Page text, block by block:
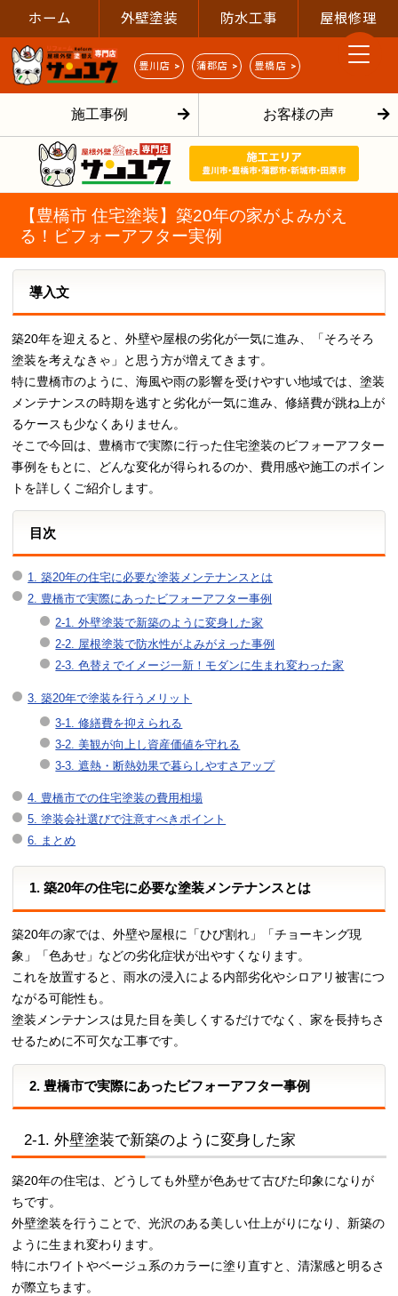
ホーム 外壁塗装 防水工事 屋根修理
豊川店 > 蒲郡店 > 豊橋店 >
施工事例 お客様の声
【豊橋市 住宅塗装】築20年の家がよみがえ
る！ビフォーアフター実例
導入文
築20年を迎えると、外壁や屋根の劣化が一気に進み、「そろそろ
塗装を考えなきゃ」と思う方が増えてきます。
特に豊橋市のように、海風や雨の影響を受けやすい地域では、塗装
メンテナンスの時期を逃すと劣化が一気に進み、修繕費が跳ね上が
るケースも少なくありません。
そこで今回は、豊橋市で実際に行った住宅塗装のビフォーアフター
事例をもとに、どんな変化が得られるのか、費用感や施工のポイン
トを詳しくご紹介します。
目次
1. 築20年の住宅に必要な塗装メンテナンスとは
2. 豊橋市で実際にあったビフォーアフター事例
2-1. 外壁塗装で新築のように変身した家
2-2. 屋根塗装で防水性がよみがえった事例
2-3. 色替えでイメージ一新！モダンに生まれ変わった家
3. 築20年で塗装を行うメリット
3-1. 修繕費を抑えられる
3-2. 美観が向上し資産価値を守れる
3-3. 遮熱・断熱効果で暮らしやすさアップ
4. 豊橋市での住宅塗装の費用相場
5. 塗装会社選びで注意すべきポイント
6. まとめ
1. 築20年の住宅に必要な塗装メンテナンスとは
築20年の家では、外壁や屋根に「ひび割れ」「チョーキング現
象」「色あせ」などの劣化症状が出やすくなります。
これを放置すると、雨水の浸入による内部劣化やシロアリ被害につ
ながる可能性も。
塗装メンテナンスは見た目を美しくするだけでなく、家を長持ちさ
せるために不可欠な工事です。
2. 豊橋市で実際にあったビフォーアフター事例
2-1. 外壁塗装で新築のように変身した家
築20年の住宅は、どうしても外壁が色あせて古びた印象になりが
ちです。
外壁塗装を行うことで、光沢のある美しい仕上がりになり、新築の
ように生まれ変わります。
特にホワイトやベージュ系のカラーに塗り直すと、清潔感と明るさ
が際立ちます。